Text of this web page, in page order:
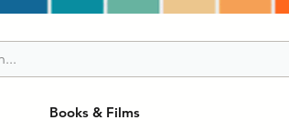
Books & Films